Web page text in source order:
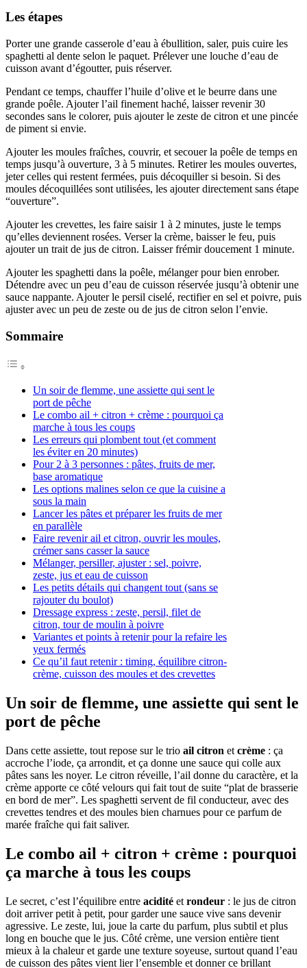
Les étapes
Porter une grande casserole d’eau à ébullition, saler, puis cuire les
spaghetti al dente selon le paquet. Prélever une louche d’eau de
cuisson avant d’égoutter, puis réserver.
Pendant ce temps, chauffer l’huile d’olive et le beurre dans une
grande poêle. Ajouter l’ail finement haché, laisser revenir 30
secondes sans le colorer, puis ajouter le zeste de citron et une pincée
de piment si envie.
Ajouter les moules fraîches, couvrir, et secouer la poêle de temps en
temps jusqu’à ouverture, 3 à 5 minutes. Retirer les moules ouvertes,
jeter celles qui restent fermées, puis décoquiller si besoin. Si des
moules décoquillées sont utilisées, les ajouter directement sans étape
“ouverture”.
Ajouter les crevettes, les faire saisir 1 à 2 minutes, juste le temps
qu’elles deviennent rosées. Verser la crème, baisser le feu, puis
ajouter un trait de jus de citron. Laisser frémir doucement 1 minute.
Ajouter les spaghetti dans la poêle, mélanger pour bien enrober.
Détendre avec un peu d’eau de cuisson réservée jusqu’à obtenir une
sauce nappante. Ajouter le persil ciselé, rectifier en sel et poivre, puis
ajuster avec un peu de zeste ou de jus de citron selon l’envie.
Sommaire
Un soir de flemme, une assiette qui sent le
port de pêche
Le combo ail + citron + crème : pourquoi ça
marche à tous les coups
Les erreurs qui plombent tout (et comment
les éviter en 20 minutes)
Pour 2 à 3 personnes : pâtes, fruits de mer,
base aromatique
Les options malines selon ce que la cuisine a
sous la main
Lancer les pâtes et préparer les fruits de mer
en parallèle
Faire revenir ail et citron, ouvrir les moules,
crémer sans casser la sauce
Mélanger, persiller, ajuster : sel, poivre,
zeste, jus et eau de cuisson
Les petits détails qui changent tout (sans se
rajouter du boulot)
Dressage express : zeste, persil, filet de
citron, tour de moulin à poivre
Variantes et points à retenir pour la refaire les
yeux fermés
Ce qu’il faut retenir : timing, équilibre citron-
crème, cuisson des moules et des crevettes
Un soir de flemme, une assiette qui sent le
port de pêche
Dans cette assiette, tout repose sur le trio ail citron et crème : ça
accroche l’iode, ça arrondit, et ça donne une sauce qui colle aux
pâtes sans les noyer. Le citron réveille, l’ail donne du caractère, et la
crème apporte ce côté velours qui fait tout de suite “plat de brasserie
en bord de mer”. Les spaghetti servent de fil conducteur, avec des
crevettes tendres et des moules bien charnues pour ce parfum de
marée fraîche qui fait saliver.
Le combo ail + citron + crème : pourquoi
ça marche à tous les coups
Le secret, c’est l’équilibre entre acidité et rondeur : le jus de citron
doit arriver petit à petit, pour garder une sauce vive sans devenir
agressive. Le zeste, lui, joue la carte du parfum, plus subtil et plus
long en bouche que le jus. Côté crème, une version entière tient
mieux à la chaleur et garde une texture soyeuse, surtout quand l’eau
de cuisson des pâtes vient lier l’ensemble et donner ce brillant